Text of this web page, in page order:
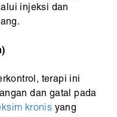
injeksi dan
terapi ini
dan gatal pada
kronis yang